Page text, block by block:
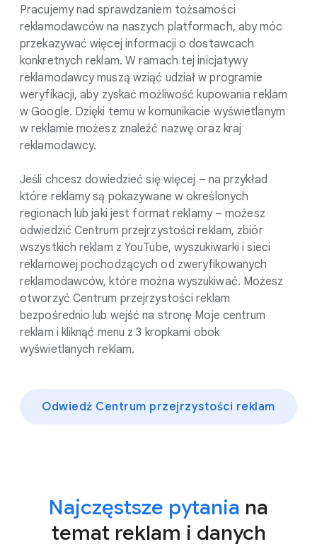
Pracujemy nad sprawdzaniem tożsamości
reklamodawców na naszych platformach, aby móc
przekazywać więcej informacji o dostawcach
konkretnych reklam. W ramach tej inicjatywy
reklamodawcy muszą wziąć udział w programie
weryfikacji, aby zyskać możliwość kupowania reklam
w Google. Dzięki temu w komunikacie wyświetlanym
w reklamie możesz znaleźć nazwę oraz kraj
reklamodawcy.
Jeśli chcesz dowiedzieć się więcej – na przykład
które reklamy są pokazywane w określonych
regionach lub jaki jest format reklamy – możesz
odwiedzić Centrum przejrzystości reklam, zbiór
wszystkich reklam z YouTube, wyszukiwarki i sieci
reklamowej pochodzących od zweryfikowanych
reklamodawców, które można wyszukiwać. Możesz
otworzyć Centrum przejrzystości reklam
bezpośrednio lub wejść na stronę Moje centrum
reklam i kliknąć menu z 3 kropkami obok
wyświetlanych reklam.
Odwiedź Centrum przejrzystości reklam
Najczęstsze pytania na
temat reklam i danych